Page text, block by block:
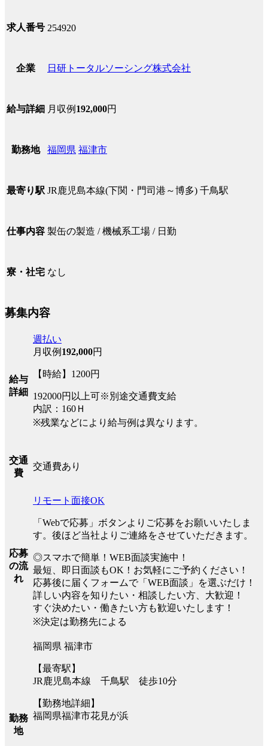
求人番号 254920
企業 日研トータルソーシング株式会社
給与詳細 月収例 192,000円
勤務地 福岡県 福津市
最寄り駅 JR鹿児島本線(下関・門司港～博多) 千鳥駅
仕事内容 製缶の製造 / 機械系工場 / 日勤
寮・社宅 なし
募集内容
給与
詳細
週払い
月収例 192,000円
【時給】1200円
192000円以上可※別途交通費支給
内訳：160Ｈ
※残業などにより給与例は異なります。
交通
費
交通費あり
応募
の流
れ
リモート面接OK
「Webで応募」ボタンよりご応募をお願いいたしま
す。後ほど当社よりご連絡をさせていただきます。
◎スマホで簡単！WEB面談実施中！
最短、即日面談もOK！お気軽にご予約ください！
応募後に届くフォームで「WEB面談」を選ぶだけ！
詳しい内容を知りたい・相談したい方、大歓迎！
すぐ決めたい・働きたい方も歓迎いたします！
※決定は勤務先による
勤務
地
福岡県 福津市
【最寄駅】
JR鹿児島本線 千鳥駅 徒歩10分
【勤務地詳細】
福岡県福津市花見が浜